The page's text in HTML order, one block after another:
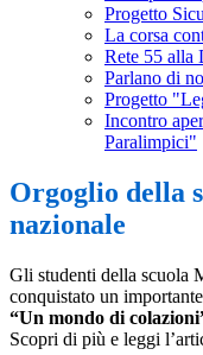
Progetto
La corsa
Rete 55 alla
Parlano di
Progetto
Incontro
Paralimpici"
Orgoglio della
nazionale
Gli studenti della scuola
conquistato un
“Un mondo di
Scopri di più e leggi